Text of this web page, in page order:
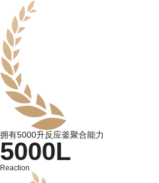
拥有5000升反应釜聚合能力
5000L
Reaction